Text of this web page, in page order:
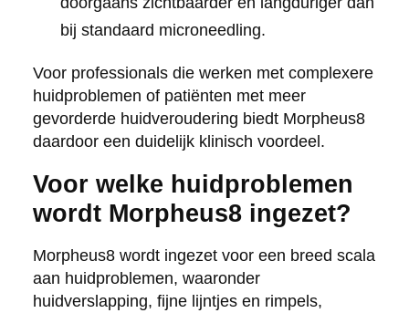
bij standaard microneedling.
Voor professionals die werken met complexere
huidproblemen of patiënten met meer
gevorderde huidveroudering biedt Morpheus8
daardoor een duidelijk klinisch voordeel.
Voor welke huidproblemen
wordt Morpheus8 ingezet?
Morpheus8 wordt ingezet voor een breed scala
aan huidproblemen, waaronder
huidverslapping, fijne lijntjes en rimpels,